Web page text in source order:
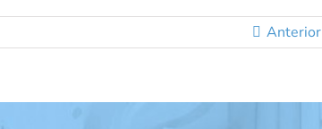
Anterior